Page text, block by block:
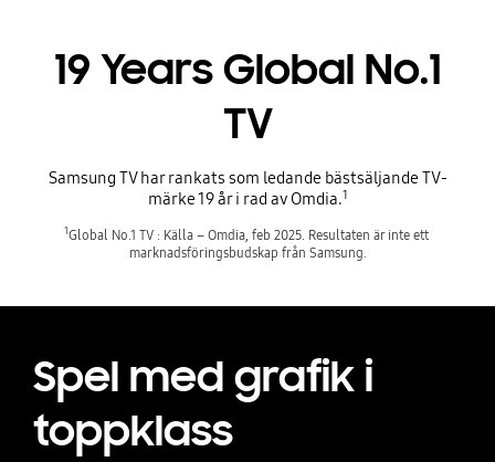
19 Years Global No.1
TV
Samsung TV har rankats som ledande bästsäljande TV-
märke 19 år i rad av Omdia.1
1Global No.1 TV : Källa – Omdia, feb 2025. Resultaten är inte ett
marknadsföringsbudskap från Samsung.
Spel med grafik i
toppklass